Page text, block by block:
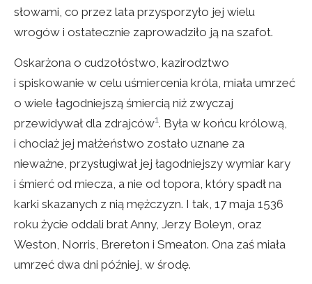
słowami, co przez lata przysporzyło jej wielu
wrogów i ostatecznie zaprowadziło ją na szafot.
Oskarżona o cudzołóstwo, kazirodztwo
i spiskowanie w celu uśmiercenia króla, miała umrzeć
o wiele łagodniejszą śmiercią niż zwyczaj
przewidywał dla zdrajców1. Była w końcu królową,
i chociaż jej małżeństwo zostało uznane za
nieważne, przysługiwał jej łagodniejszy wymiar kary
i śmierć od miecza, a nie od topora, który spadł na
karki skazanych z nią mężczyzn. I tak, 17 maja 1536
roku życie oddali brat Anny, Jerzy Boleyn, oraz
Weston, Norris, Brereton i Smeaton. Ona zaś miała
umrzeć dwa dni później, w środę.